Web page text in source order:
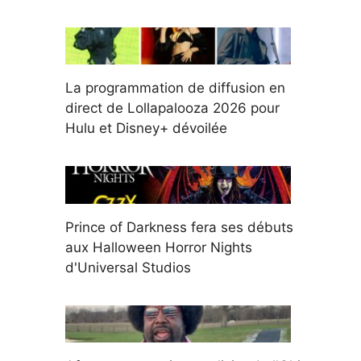
La programmation de diffusion en
direct de Lollapalooza 2026 pour
Hulu et Disney+ dévoilée
Prince of Darkness fera ses débuts
aux Halloween Horror Nights
d'Universal Studios